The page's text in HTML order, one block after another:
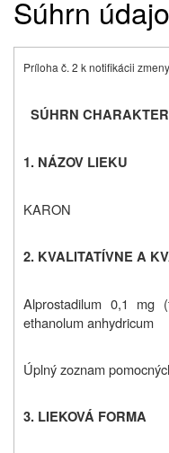
Súhrn
Príloha č. 2 k notifikácii
SÚHRN
1. NÁZOV LIEKU
KARON
2. KVALITATÍVNE A
Alprostadilum 0,1
ethanolum anhydricum
Úplný zoznam
3. LIEKOVÁ FORMA